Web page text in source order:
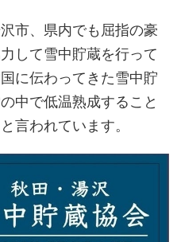
市、県内でも屈指の豪
して雪中貯蔵を行って
に伝わってきた雪中貯
中で低温熟成すること
言われています。